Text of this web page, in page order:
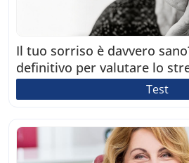
Il tuo sorriso è davvero
definitivo per valutare lo
Test